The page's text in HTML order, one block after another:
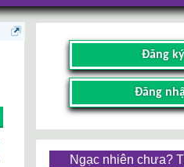
Đăng ký
Đăng
Ngạc nhiên chưa?